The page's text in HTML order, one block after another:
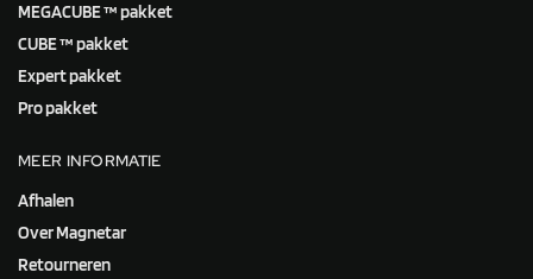
MEGACUBE ™ pakket
CUBE ™ pakket
Expert pakket
Pro pakket
MEER INFORMATIE
Afhalen
Over Magnetar
Retourneren